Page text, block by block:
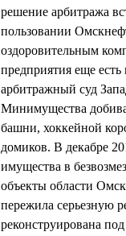
решение арбитража
пользовании
оздоровительным
предприятия еще
арбитражный суд
Минимущества
башни, хоккейной
домиков. В декабре
имущества в
объекты области
пережила серьезную
реконструирована